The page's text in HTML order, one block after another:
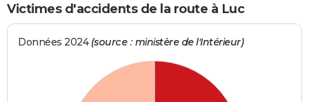
Victimes d'accidents de la route à Luc
Données 2024 (source : ministère de l'Intérieur)